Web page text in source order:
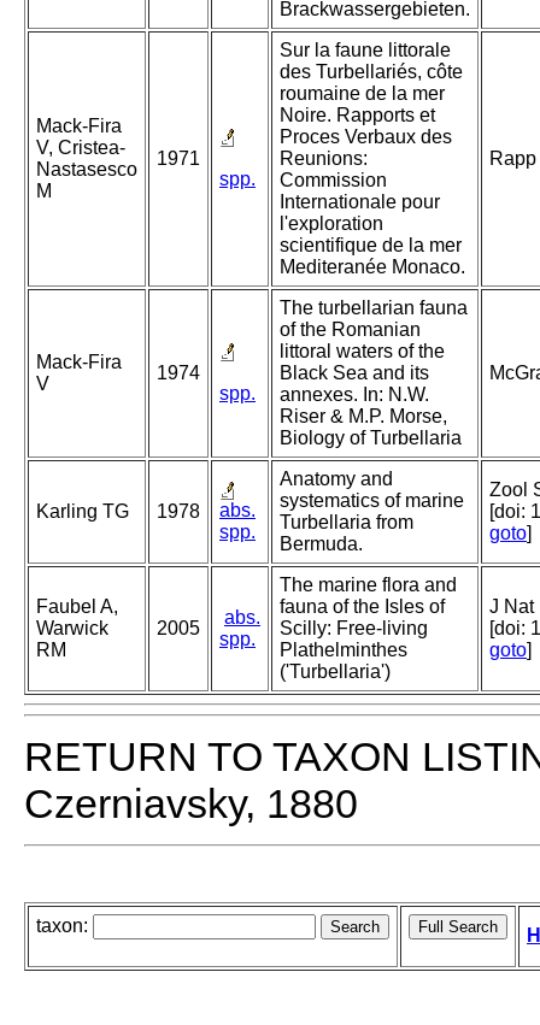
Brackwassergebieten.
Mack-Fira
V, Cristea-
Nastasesco
M
1971
spp.
Sur la faune littorale
des Turbellariés, côte
roumaine de la mer
Noire. Rapports et
Proces Verbaux des
Reunions:
Commission
Internationale pour
l'exploration
scientifique de la mer
Mediteranée Monaco.
Mack-Fira
V
1974
spp.
The turbellarian fauna
of the Romanian
littoral waters of the
Black Sea and its
annexes. In: N.W.
Riser & M.P. Morse,
Biology of Turbellaria
Karling TG 1978
abs.
spp.
Anatomy and
systematics of marine
Turbellaria from
Bermuda.
Zool
[doi:
goto]
Faubel A,
Warwick
RM
2005
abs.
spp.
The marine flora and
fauna of the Isles of
Scilly: Free-living
Plathelminthes
('Turbellaria')
J Nat
[doi:
goto]
RETURN TO TAXON
Czerniavsky, 1880
taxon: